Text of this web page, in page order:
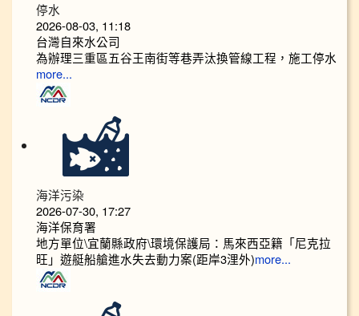
停水
2026-08-03, 11:18
台灣自來水公司
為辦理三重區五谷王南街等巷弄汰換管線工程，施工停水
more...
海洋污染
2026-07-30, 17:27
海洋保育署
地方單位\宜蘭縣政府\環境保護局：馬來西亞籍「尼克拉
旺」遊艇船艙進水失去動力案(距岸3浬外)more...